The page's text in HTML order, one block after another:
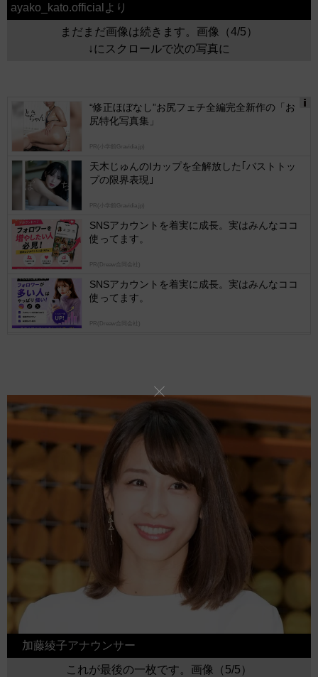
ayako_kato.officialより
まだまだ画像は続きます。画像（4/5）
↓にスクロールで次の写真に
“修正ほぼなし”お尻フェチ全編完全新作の「お
尻特化写真集」
PR(小学館Gravidia.jp)
天木じゅんのIカップを全解放した｢バストトッ
プの限界表現｣
PR(小学館Gravidia.jp)
SNSアカウントを着実に成長。実はみんなココ
使ってます。
PR(Dreaw合同会社)
SNSアカウントを着実に成長。実はみんなココ
使ってます。
PR(Dreaw合同会社)
加藤綾子アナウンサー
これが最後の一枚です。画像（5/5）